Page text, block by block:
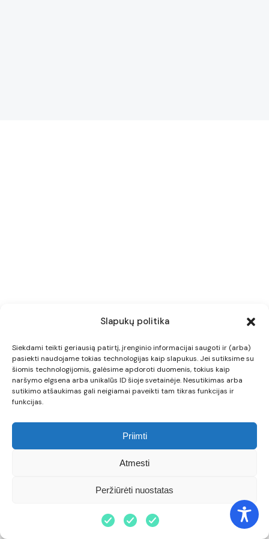
Slapukų politika
Siekdami teikti geriausią patirtį, įrenginio informacijai saugoti ir (arba)
pasiekti naudojame tokias technologijas kaip slapukus. Jei sutiksime su
šiomis technologijomis, galėsime apdoroti duomenis, tokius kaip
naršymo elgsena arba unikalūs ID šioje svetainėje. Nesutikimas arba
sutikimo atšaukimas gali neigiamai paveikti tam tikras funkcijas ir
funkcijas.
Priimti
Atmesti
Peržiūrėti nuostatas